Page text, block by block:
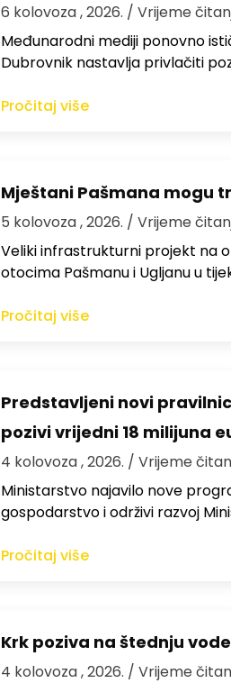
6 kolovoza , 2026. / Vrijeme
Međunarodni mediji ponovno
Dubrovnik nastavlja privlačiti
Pročitaj više
Mještani Pašmana mogu
5 kolovoza , 2026. / Vrijeme
Veliki infrastrukturni projekt na
otocima Pašmanu i Ugljanu u
Pročitaj više
Predstavljeni novi
pozivi vrijedni 18 milijuna
4 kolovoza , 2026. / Vrijeme
Ministarstvo najavilo nove
gospodarstvo i održivi razvoj
Pročitaj više
Krk poziva na štednju vode
4 kolovoza , 2026. / Vrijeme